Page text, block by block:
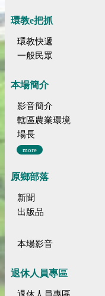
環教e把抓
環教快遞
一般民眾
本場簡介
影音簡介
轄區農業環境
場長
more
原鄉部落
新聞
出版品
本場影音
退休人員專區